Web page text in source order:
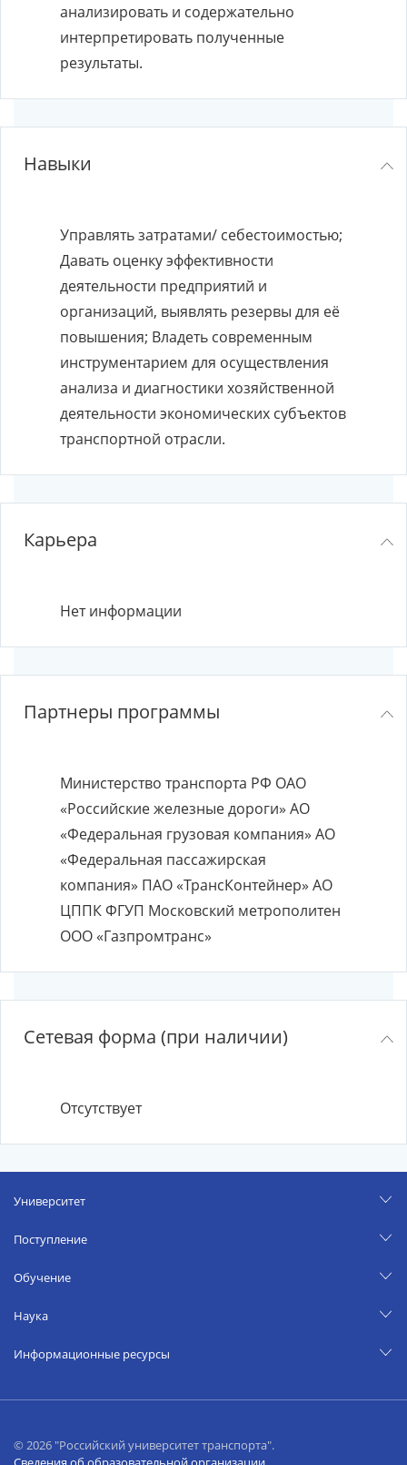
анализировать и содержательно
интерпретировать полученные
результаты.
Навыки
Управлять затратами/ себестоимостью;
Давать оценку эффективности
деятельности предприятий и
организаций, выявлять резервы для её
повышения; Владеть современным
инструментарием для осуществления
анализа и диагностики хозяйственной
деятельности экономических субъектов
транспортной отрасли.
Карьера
Нет информации
Партнеры программы
Министерство транспорта РФ ОАО
«Российские железные дороги» АО
«Федеральная грузовая компания» АО
«Федеральная пассажирская
компания» ПАО «ТрансКонтейнер» АО
ЦППК ФГУП Московский метрополитен
ООО «Газпромтранс»
Сетевая форма (при наличии)
Отсутствует
Университет
Поступление
Обучение
Наука
Информационные ресурсы
© 2026 "Российский университет транспорта".